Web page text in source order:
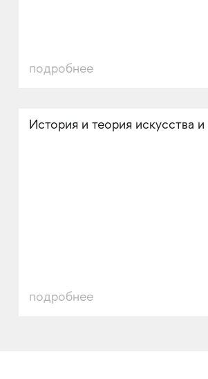
подробнее
История и теория искусства и
подробнее